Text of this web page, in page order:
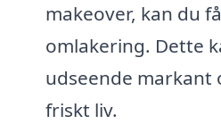
makeover, kan du
omlakering. Dette
udseende markant
friskt liv.